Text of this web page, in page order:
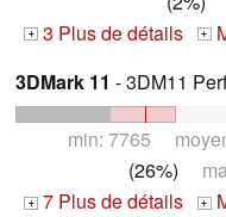
+ 3 Plus de détails +
3DMark 11 - 3DM11
min: 7765
(26%)
+ 7 Plus de détails +